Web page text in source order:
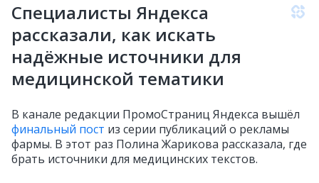
Специалисты Яндекса
рассказали, как искать
надёжные источники для
медицинской тематики
В канале редакции ПромоСтраниц Яндекса вышёл
финальный пост из серии публикаций о рекламы
фармы. В этот раз Полина Жарикова рассказала, где
брать источники для медицинских текстов.